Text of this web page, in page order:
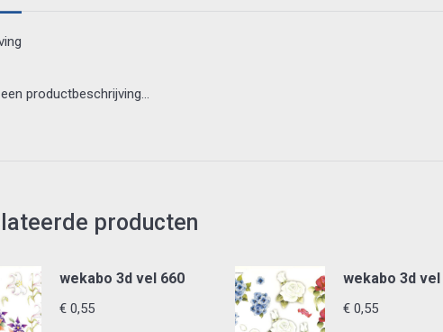
productbeschrijving…
producten
wekabo 3d vel 660
€ 0,55
wekabo 3d vel
€0,55